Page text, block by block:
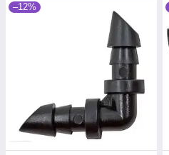
–12%